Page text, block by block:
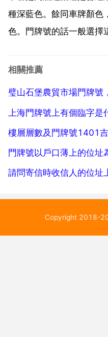
門反映此...
種深藍色。餘同車牌顏色
色。門牌號的話一般選擇
是可以的。高層住宅門牌
相關推薦
璧山石堡農貿市場門牌號
上海門牌號上有個臨字是
門牌號以戶口薄上的位址
Copyright 2018-